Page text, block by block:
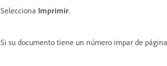
Selecciona Imprimir.
Si su documento tiene un número impar de